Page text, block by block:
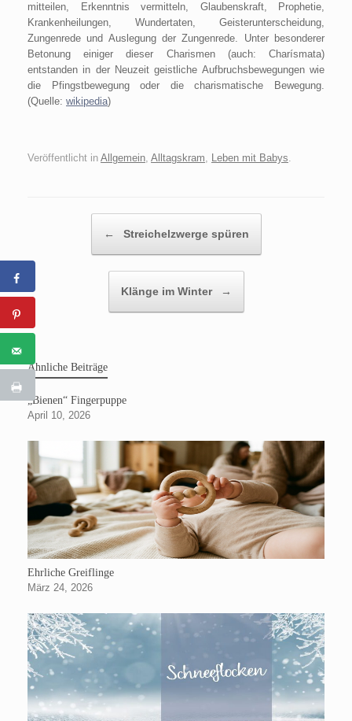
mitteilen, Erkenntnis vermitteln, Glaubenskraft, Prophetie,
Krankenheilungen, Wundertaten, Geisterunterscheidung,
Zungenrede und Auslegung der Zungenrede. Unter besonderer
Betonung einiger dieser Charismen (auch: Charísmata)
entstanden in der Neuzeit geistliche Aufbruchsbewegungen wie
die Pfingstbewegung oder die charismatische Bewegung.
(Quelle: wikipedia)
Veröffentlicht in Allgemein, Alltagskram, Leben mit Babys.
← Streichelzwerge spüren
Klänge im Winter →
Ähnliche Beiträge
„Bienen“ Fingerpuppe
April 10, 2026
Ehrliche Greiflinge
März 24, 2026